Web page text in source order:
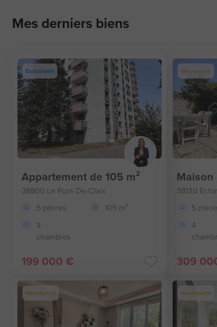
Mes derniers biens
Exclusivité
Appartement de 105 m²
38800 Le Pont-De-Claix
5 pièces
105 m²
3
chambres
199 000 €
Nouveauté
Maison
38130
5
4
309
Nouveauté Nouveauté